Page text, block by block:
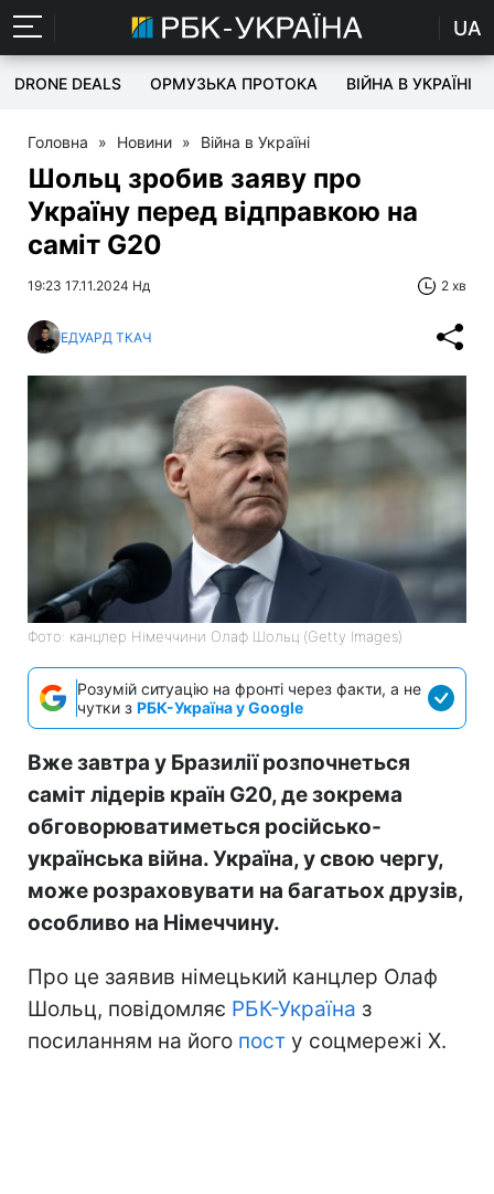
UA
DRONE DEALS ОРМУЗЬКА ПРОТОКА ВІЙНА В УКРАЇНІ
Головна » Новини » Війна в Україні
Шольц зробив заяву про
Україну перед відправкою на
саміт G20
19:23 17.11.2024 Нд 2 хв
ЕДУАРД ТКАЧ
Фото: канцлер Німеччини Олаф Шольц (Getty Images)
Розумій ситуацію на фронті через факти, а не
чутки з РБК-Україна у Google
Вже завтра у Бразилії розпочнеться
саміт лідерів країн G20, де зокрема
обговорюватиметься російсько-
українська війна. Україна, у свою чергу,
може розраховувати на багатьох друзів,
особливо на Німеччину.
Про це заявив німецький канцлер Олаф
Шольц, повідомляє РБК-Україна з
посиланням на його пост у соцмережі Х.